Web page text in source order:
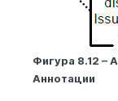
Фигура 8.12 –
Аннотации